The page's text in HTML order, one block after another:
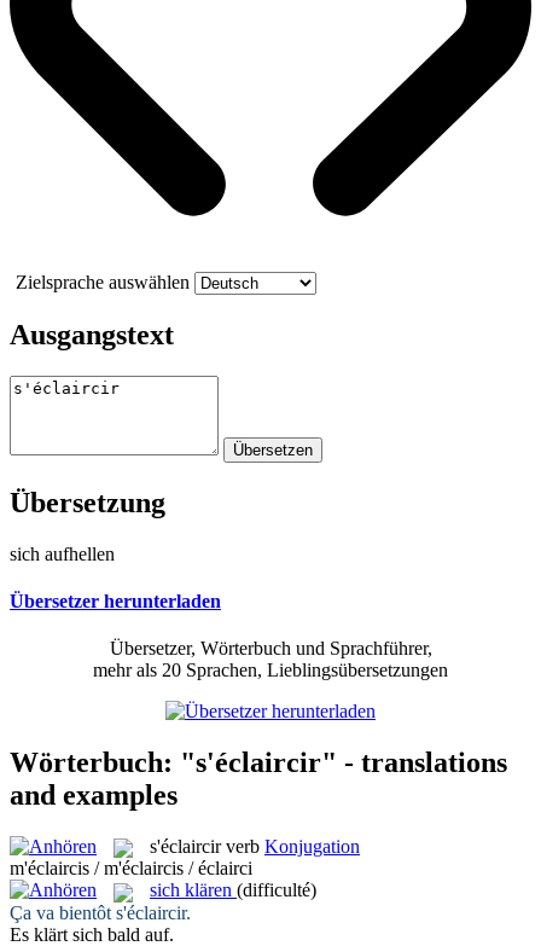
Zielsprache auswählen
Ausgangstext
Übersetzung
sich aufhellen
Übersetzer herunterladen
Übersetzer, Wörterbuch und Sprachführer,
mehr als 20 Sprachen, Lieblingsübersetzungen
Wörterbuch: "s'éclaircir" - translations
and examples
s'éclaircir verb Konjugation
m'éclaircis / m'éclaircis / éclairci
sich klären (difficulté)
Ça va bientôt s'éclaircir.
Es klärt sich bald auf.